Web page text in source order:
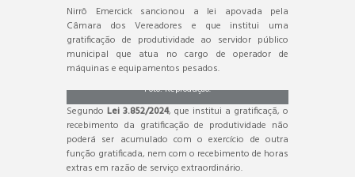
Nirrô Emercick sancionou a lei apovada pela
Câmara dos Vereadores e que institui uma
gratificação de produtividade ao servidor público
municipal que atua no cargo de operador de
máquinas e equipamentos pesados.
Foto: Reprodução.
Segundo Lei 3.852/2024, que institui a gratificaçã, o
recebimento da gratificação de produtividade não
poderá ser acumulado com o exercício de outra
função gratificada, nem com o recebimento de horas
extras em razão de serviço extraordinário.